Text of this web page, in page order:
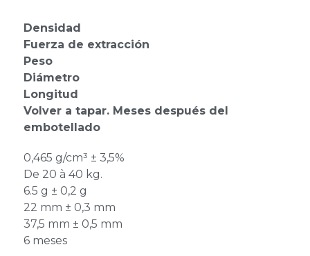
Densidad
Fuerza de extracción
Peso
Diámetro
Longitud
Volver a tapar. Meses después del
embotellado
0,465 g/cm³ ± 3,5%
De 20 à 40 kg.
6.5 g ± 0,2 g
22 mm ± 0,3 mm
37,5 mm ± 0,5 mm
6 meses